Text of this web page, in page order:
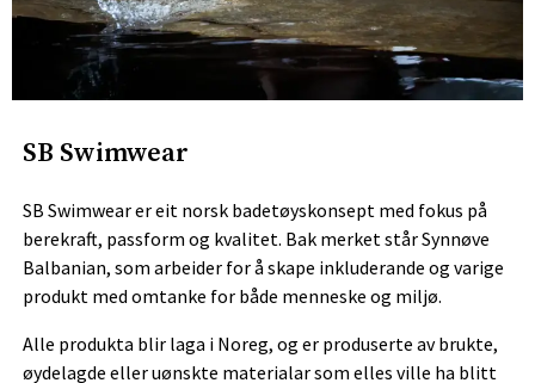
SB Swimwear
SB Swimwear er eit norsk badetøyskonsept med fokus på
berekraft, passform og kvalitet. Bak merket står Synnøve
Balbanian, som arbeider for å skape inkluderande og varige
produkt med omtanke for både menneske og miljø.
Alle produkta blir laga i Noreg, og er produserte av brukte,
øydelagde eller uønskte materialar som elles ville ha blitt